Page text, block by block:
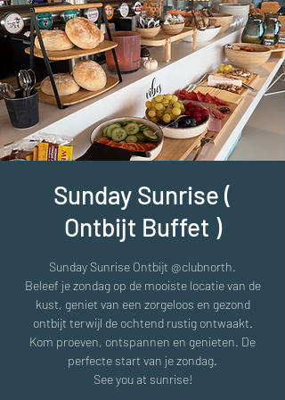
Sunday Sunrise (
Ontbijt Buffet )
Sunday Sunrise Ontbijt @clubnorth.
Beleef je zondag op de mooiste locatie van de
kust, geniet van een zorgeloos en gezond
ontbijt terwijl de ochtend rustig ontwaakt.
Kom proeven, ontspannen en genieten. De
perfecte start van je zondag.
See you at sunrise!